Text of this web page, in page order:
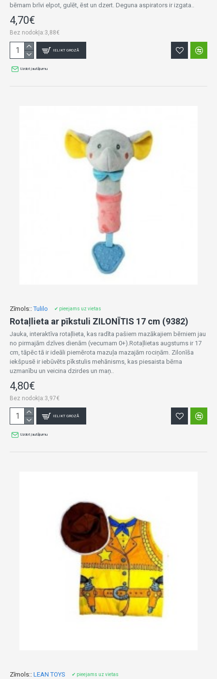
bērnam brīvi elpot, gulēt, ēst un dzert. Deguna aspirators ir izgata..
4,70€
Bez nodokļa:3,88€
IELIKT GROZĀ
Uzdot jautājumu
Zīmols:: Tulilo ✔ pieejams uz vietas
Rotaļlieta ar pīkstuli ZILONĪTIS 17 cm (9382)
Jauka, interaktīva rotaļlieta, kas radīta pašiem mazākajiem bērniem jau
no pirmajām dzīves dienām (vecumam 0+).Rotaļlietas augstums ir 17
cm, tāpēc tā ir ideāli piemērota mazuļa mazajām rociņām. Zilonīša
iekšpusē ir iebūvēts pīkstulis mehānisms, kas piesaista bērna
uzmanību un veicina dzirdes un maņ..
4,80€
Bez nodokļa:3,97€
IELIKT GROZĀ
Uzdot jautājumu
Zīmols:: LEAN TOYS ✔ pieejams uz vietas